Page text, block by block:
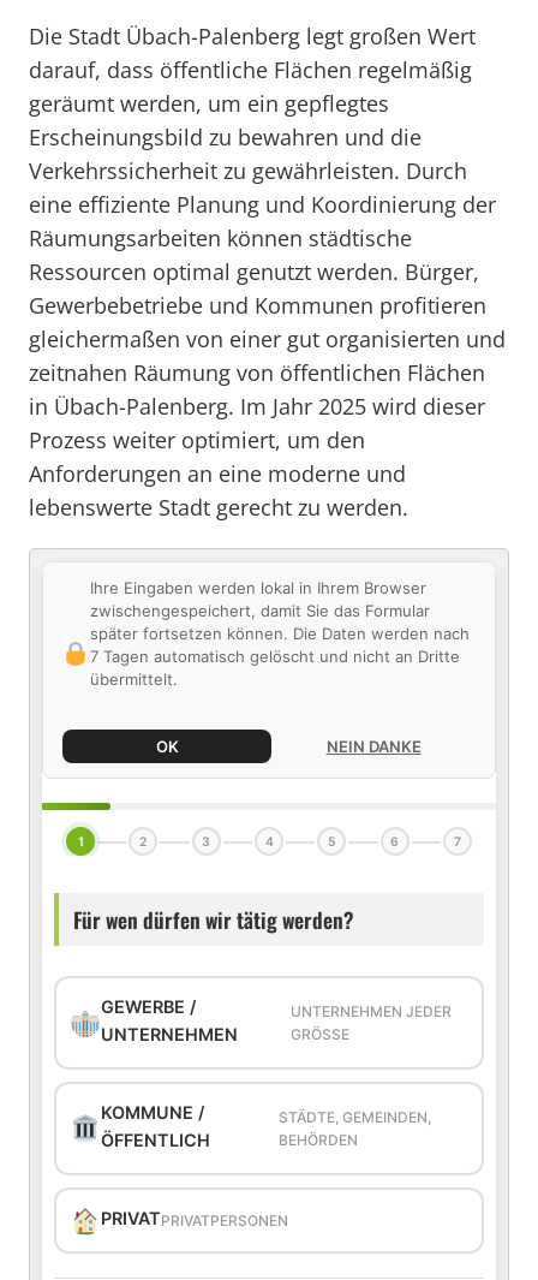
Die Stadt Übach-Palenberg legt großen Wert
darauf, dass öffentliche Flächen regelmäßig
geräumt werden, um ein gepflegtes
Erscheinungsbild zu bewahren und die
Verkehrssicherheit zu gewährleisten. Durch
eine effiziente Planung und Koordinierung der
Räumungsarbeiten können städtische
Ressourcen optimal genutzt werden. Bürger,
Gewerbebetriebe und Kommunen profitieren
gleichermaßen von einer gut organisierten und
zeitnahen Räumung von öffentlichen Flächen
in Übach-Palenberg. Im Jahr 2025 wird dieser
Prozess weiter optimiert, um den
Anforderungen an eine moderne und
lebenswerte Stadt gerecht zu werden.
Ihre Eingaben werden lokal in Ihrem Browser
zwischengespeichert, damit Sie das Formular
später fortsetzen können. Die Daten werden nach
7 Tagen automatisch gelöscht und nicht an Dritte
übermittelt.
OK NEIN DANKE
1 2 3 4 5 6 7
Für wen dürfen wir tätig werden?
GEWERBE /
UNTERNEHMEN
UNTERNEHMEN JEDER
GRÖSSE
KOMMUNE /
ÖFFENTLICH
STÄDTE, GEMEINDEN,
BEHÖRDEN
PRIVATPRIVATPERSONEN